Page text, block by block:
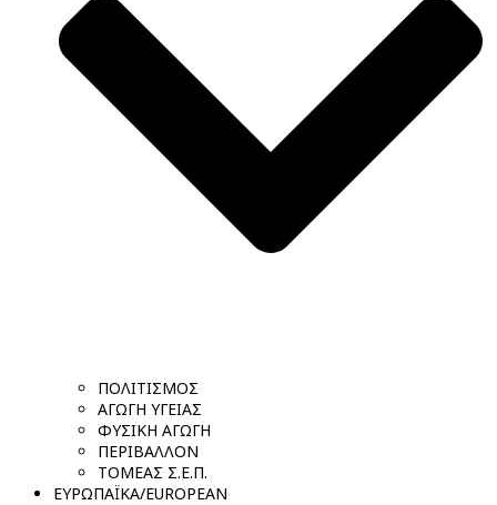
ΠΟΛΙΤΙΣΜΟΣ
ΑΓΩΓΗ ΥΓΕΙΑΣ
ΦΥΣΙΚΗ ΑΓΩΓΗ
ΠΕΡΙΒΑΛΛΟΝ
ΤΟΜΕΑΣ Σ.Ε.Π.
ΕΥΡΩΠΑΪΚΑ/EUROPEAN